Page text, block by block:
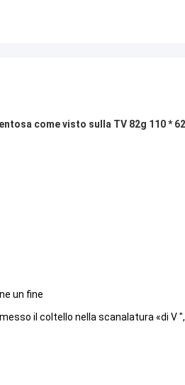
come visto sulla TV 82g 110 *
un fine
il coltello nella scanalatura «di V